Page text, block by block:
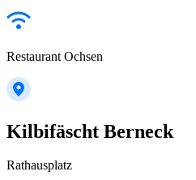
Restaurant Ochsen
Kilbifäscht Berneck
Rathausplatz